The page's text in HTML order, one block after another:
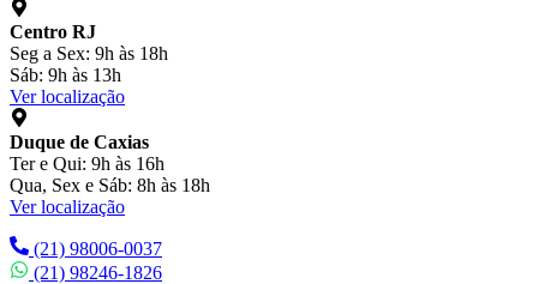
Centro RJ
Seg a Sex: 9h às 18h
Sáb: 9h às 13h
Ver localização
Duque de Caxias
Ter e Qui: 9h às 16h
Qua, Sex e Sáb: 8h às 18h
Ver localização
(21) 98006-0037
(21) 98246-1826